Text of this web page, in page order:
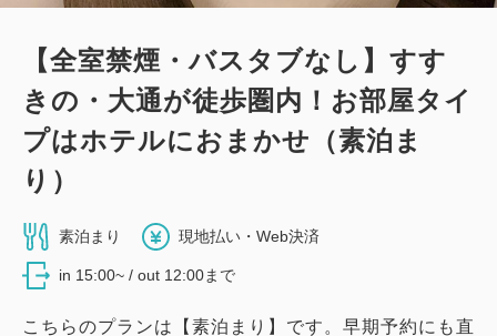
【全室禁煙・バスタブなし】すす
きの・大通が徒歩圏内！お部屋タイ
プはホテルにおまかせ（素泊ま
り）
素泊まり 現地払い・Web決済
in 15:00~ / out 12:00まで
こちらのプランは【素泊まり】です。早期予約にも直